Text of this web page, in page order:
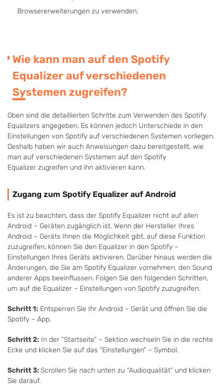
Browsererweiterungen zu verwenden.
Wie kann man auf den Spotify
Equalizer auf verschiedenen
Systemen zugreifen?
Oben sind die detaillierten Schritte zum Verwenden des Spotify
Equalizers angegeben. Es können jedoch Unterschiede in den
Einstellungen von Spotify auf verschiedenen Systemen vorliegen.
Deshalb haben wir auch Anweisungen dazu bereitgestellt, wie
man auf verschiedenen Systemen auf den Spotify
Equalizer zugreifen und ihn aktivieren kann.
Zugang zum Spotify Equalizer auf Android
Es ist zu beachten, dass der Spotify Equalizer nicht auf allen
Android – Geräten zugänglich ist. Wenn der Hersteller Ihres
Android – Geräts Ihnen die Möglichkeit gibt, auf diese Funktion
zuzugreifen, können Sie den Equalizer in den Spotify –
Einstellungen Ihres Geräts aktivieren. Darüber hinaus werden die
Änderungen, die Sie am Spotify Equalizer vornehmen, den Sound
anderer Apps beeinflussen. Folgen Sie den folgenden Schritten,
um auf die Equalizer – Einstellungen von Spotify zuzugreifen.
Schritt 1: Entsperren Sie Ihr Android – Gerät und öffnen Sie die
Spotify – App.
Schritt 2: In der “Startseite” – Sektion wechseln Sie in die rechte
Ecke und klicken Sie auf das “Einstellungen” – Symbol.
Schritt 3: Scrollen Sie nach unten zu “Audioqualität” und klicken
Sie darauf.